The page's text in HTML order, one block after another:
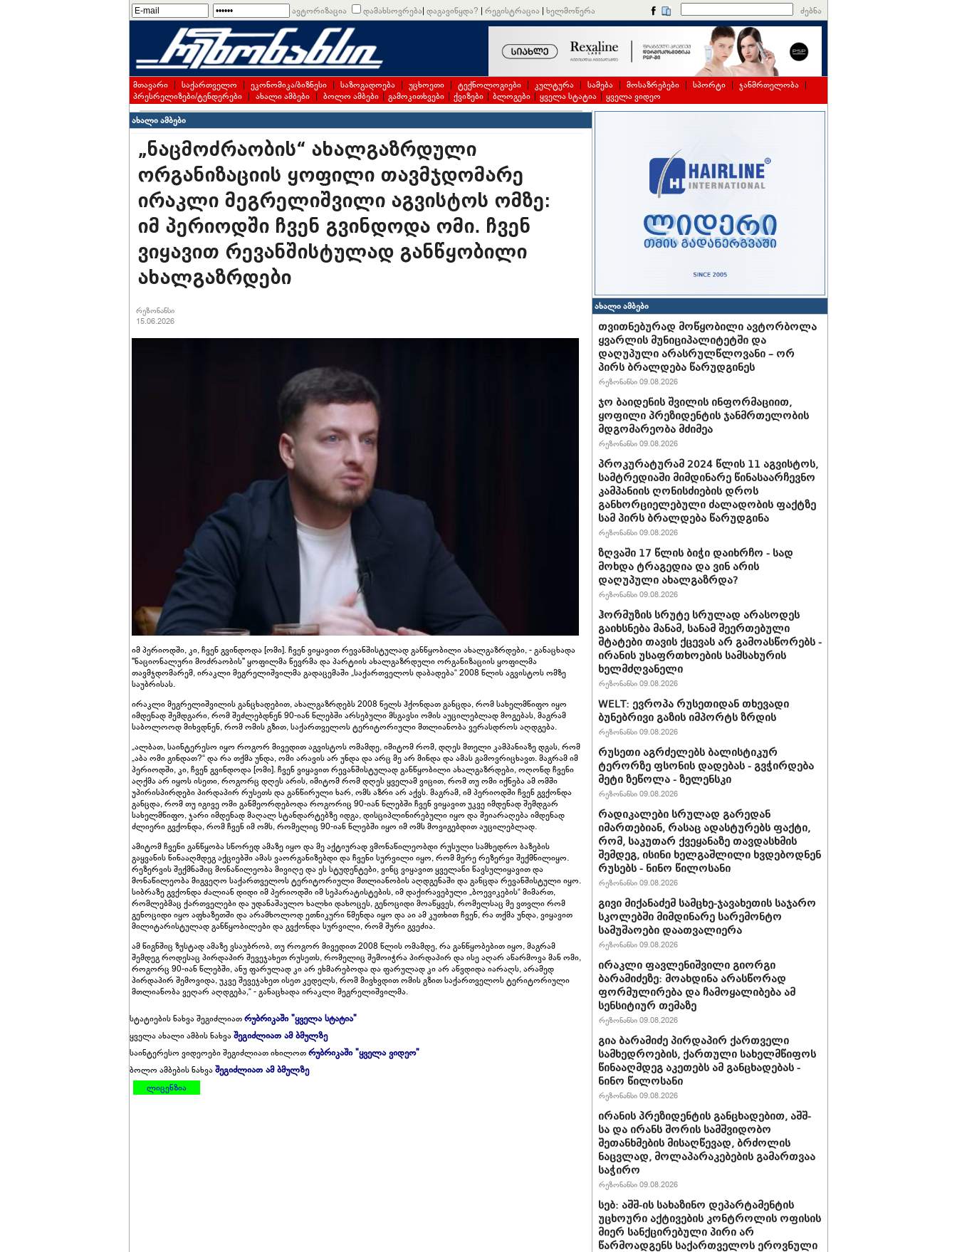
ავტორიზაცია დამახსოვრება| დაგავიწყდა? | რეგისტრაცია | ხელმოწერა ძებნა
მთავარი | საქართველო | ეკონომიკა/ბიზნესი | საზოგადოება | უცხოეთი | ტექნოლოგიები | კულტურა | სამება | მოსაზრებები | სპორტი | ჯანმრთელობა |
პრესრელიზები/ტენდერები | ახალი ამბები | ბოლო ამბები | გამოკითხვები | ქვიზები | ბლოგები | ყველა სტატია | ყველა ვიდეო
ახალი ამბები
„ნაცმოძრაობის“ ახალგაზრდული
ორგანიზაციის ყოფილი თავმჯდომარე
ირაკლი მეგრელიშვილი აგვისტოს ომზე:
იმ პერიოდში ჩვენ გვინდოდა ომი. ჩვენ
ვიყავით რევანშისტულად განწყობილი
ახალგაზრდები
რეზონანსი
15.06.2026
იმ პერიოდში, კი, ჩვენ გვინდოდა [ომი]. ჩვენ ვიყავით რევანშისტულად განწყობილი ახალგაზრდები, - განაცხადა
"ნაციონალური მოძრაობის" ყოფილმა წევრმა და პარტიის ახალგაზრდული ორგანიზაციის ყოფილმა
თავმჯდომარემ, ირაკლი მეგრელიშვილმა გადაცემაში „საქართველოს დაბადება“ 2008 წლის აგვისტოს ომზე
საუბრისას.
ირაკლი მეგრელიშვილის განცხადებით, ახალგაზრდებს 2008 წელს ჰქონდათ განცდა, რომ სახელმწიფო იყო
იმდენად შემდგარი, რომ შეძლებდნენ 90-იან წლებში არსებული მსგავსი ომის აუცილებლად მოგებას, მაგრამ
საბოლოოდ მიხვდნენ, რომ ომის გზით, საქართველოს ტერიტორიული მთლიანობა ვერასდროს აღდგება.
„ალბათ, საინტერესო იყო როგორ მივედით აგვისტოს ომამდე, იმიტომ რომ, დღეს მთელი კამპანიაზე დგას, რომ
„აბა ომი გინდათ?“ და რა თქმა უნდა, ომი არავის არ უნდა და არც მე არ მინდა და ამას გამოვრიცხავთ. მაგრამ იმ
პერიოდში, კი, ჩვენ გვინდოდა [ომი]. ჩვენ ვიყავით რევანშისტულად განწყობილი ახალგაზრდები, ოღონდ ჩვენი
აღქმა არ იყოს ისეთი, როგორც დღეს არის, იმიტომ რომ დღეს ყველამ ვიცით, რომ თუ ომი იქნება ამ ომში
უპირისპირდები პირდაპირ რუსეთს და განწირული ხარ, ომს აზრი არ აქვს. მაგრამ, იმ პერიოდში ჩვენ გვქონდა
განცდა, რომ თუ იგივე ომი განმეორდებოდა როგორიც 90-იან წლებში ჩვენ ვიყავით უკვე იმდენად შემდგარ
სახელმწიფო, ჯარი იმდენად მაღალ სტანდარტებზე იდგა, დისციპლინირებული იყო და შეიარაღება იმდენად
ძლიერი გვქონდა, რომ ჩვენ იმ ომს, რომელიც 90-იან წლებში იყო იმ ომს მოვიგებდით აუცილებლად.
ამიტომ ჩვენი განწყობა სწორედ ამაზე იყო და მე აქტიურად ვმონაწილეობდი რუსული სამხედრო ბაზების
გაყვანის წინააღმდეგ აქციებში ამას ვაორგანიზებდი და ჩვენი სურვილი იყო, რომ მერე რეზერვი შექმნილიყო.
რეზერვის შექმნაშიც მონაწილეობა მივიღე და ეს სტუდენტები, ვინც ვიყავით ყველანი წავსულიყავით და
მონაწილეობა მიგვეღო საქართველოს ტერიტორიული მთლიანობის აღდგენაში და განცდა რევანშისტული იყო.
სიბრაზე გვქონდა ძალიან დიდი იმ პერიოდში იმ სეპარატისტების, იმ დაქირავებული „ბოევიკების“ მიმართ,
რომლებმაც ქართველები და უდანაშაულო ხალხი დახოცეს, გენოციდი მოაწყვეს, რომელსაც მე ვთვლი რომ
გენოციდი იყო აფხაზეთში და არამხოლოდ ეთნიკური წმენდა იყო და აი ამ კუთხით ჩვენ, რა თქმა უნდა, ვიყავით
მილიტარისტულად განწყობილები და გვქონდა სურვილი, რომ შური გვეძია.
ამ წიგნშიც ზუსტად ამაზე ვსაუბრობ, თუ როგორ მივედით 2008 წლის ომამდე, რა განწყობებით იყო, მაგრამ
შემდეგ როდესაც პირდაპირ შევეჯახეთ რუსეთს, რომელიც შემოიჭრა პირდაპირ და ისე აღარ აწარმოვა მან ომი,
როგორც 90-იან წლებში, ანუ ფარულად კი არ ეხმარებოდა და ფარულად კი არ აწვდიდა იარაღს, არამედ
პირდაპირ შემოვიდა, უკვე შევეჯახეთ ისეთ კედელს, რომ მივხვდით ომის გზით საქართველოს ტერიტორიული
მთლიანობა ვეღარ აღდგება,“ - განაცხადა ირაკლი მეგრელიშვილმა.
სტატიების ნახვა შეგიძლიათრუბრიკაში "ყველა სტატია"
ყველა ახალი ამბის ნახვაშეგიძლიათ ამ ბმულზე
საინტერესო ვიდეოები შეგიძლიათ იხილოთრუბრიკაში "ყველა ვიდეო"
ბოლო ამბების ნახვაშეგიძლიათ ამ ბმულზე
ლიცენზია
ახალი ამბები
თვითნებურად მოწყობილი ავტორბოლა
ყვარლის მუნიციპალიტეტში და
დაღუპული არასრულწლოვანი – ორ
პირს ბრალდება წარუდგინეს
რეზონანსი 09.08.2026
ჯო ბაიდენის შვილის ინფორმაციით,
ყოფილი პრეზიდენტის ჯანმრთელობის
მდგომარეობა მძიმეა
რეზონანსი 09.08.2026
პროკურატურამ 2024 წლის 11 აგვისტოს,
სამტრედიაში მიმდინარე წინასაარჩევნო
კამპანიის ღონისძიების დროს
განხორციელებული ძალადობის ფაქტზე
სამ პირს ბრალდება წარუდგინა
რეზონანსი 09.08.2026
ზღვაში 17 წლის ბიჭი დაიხრჩო - სად
მოხდა ტრაგედია და ვინ არის
დაღუპული ახალგაზრდა?
რეზონანსი 09.08.2026
ჰორმუზის სრუტე სრულად არასოდეს
გაიხსნება მანამ, სანამ შეერთებული
შტატები თავის ქცევას არ გამოასწორებს -
ირანის უსაფრთხოების სამსახურის
ხელმძღვანელი
რეზონანსი 09.08.2026
WELT: ევროპა რუსეთიდან თხევადი
ბუნებრივი გაზის იმპორტს ზრდის
რეზონანსი 09.08.2026
რუსეთი აგრძელებს ბალისტიკურ
ტერორზე ფსონის დადებას - გვჭირდება
მეტი ზეწოლა - ზელენსკი
რეზონანსი 09.08.2026
რადიკალები სრულად გარედან
იმართებიან, რასაც ადასტურებს ფაქტი,
რომ, საკუთარ ქვეყანაზე თავდასხმის
შემდეგ, ისინი ხელგაშლილი ხვდებოდნენ
რუსებს - ნინო წილოსანი
რეზონანსი 09.08.2026
გივი მიქანაძემ სამცხე-ჯავახეთის საჯარო
სკოლებში მიმდინარე სარემონტო
სამუშაოები დაათვალიერა
რეზონანსი 09.08.2026
ირაკლი ფავლენიშვილი გიორგი
ბარამიძეზე: მოახდინა არასწორად
ფორმულირება და ჩამოყალიბება ამ
სენსიტიურ თემაზე
რეზონანსი 09.08.2026
გია ბარამიძე პირდაპირ ქართველი
სამხედროების, ქართული სახელმწიფოს
წინააღმდეგ აკეთებს ამ განცხადებას -
ნინო წილოსანი
რეზონანსი 09.08.2026
ირანის პრეზიდენტის განცხადებით, აშშ-
სა და ირანს შორის სამშვიდობო
შეთანხმების მისაღწევად, ბრძოლის
ნაცვლად, მოლაპარაკებების გამართვაა
საჭირო
რეზონანსი 09.08.2026
სებ: აშშ-ის სახაზინო დეპარტამენტის
უცხოური აქტივების კონტროლის ოფისის
მიერ სანქცირებული პირი არ
წარმოადგენს საქართველოს ეროვნული